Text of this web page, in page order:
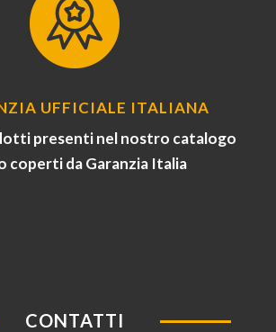
UFFICIALE ITALIANA
presenti nel nostro catalogo
coperti da Garanzia Italia
CONTATTI